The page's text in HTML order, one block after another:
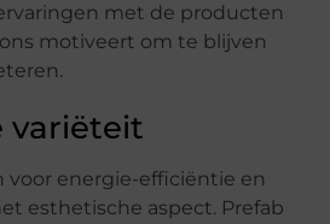
met de producten
motiveert om te blijven
variëteit
voor energie-efficiëntie en
esthetische aspect. Prefab